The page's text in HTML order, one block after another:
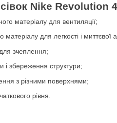
Nike Revolution
матеріалу для вентиляції;
матеріалу для легкості і миттєвої
зчеплення;
і збереження структури;
з різними поверхнями;
рівня.